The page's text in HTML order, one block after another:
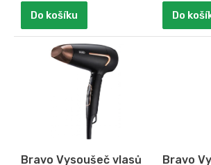
Do košíku Do
Bravo Vysoušeč vlasů
Bravo